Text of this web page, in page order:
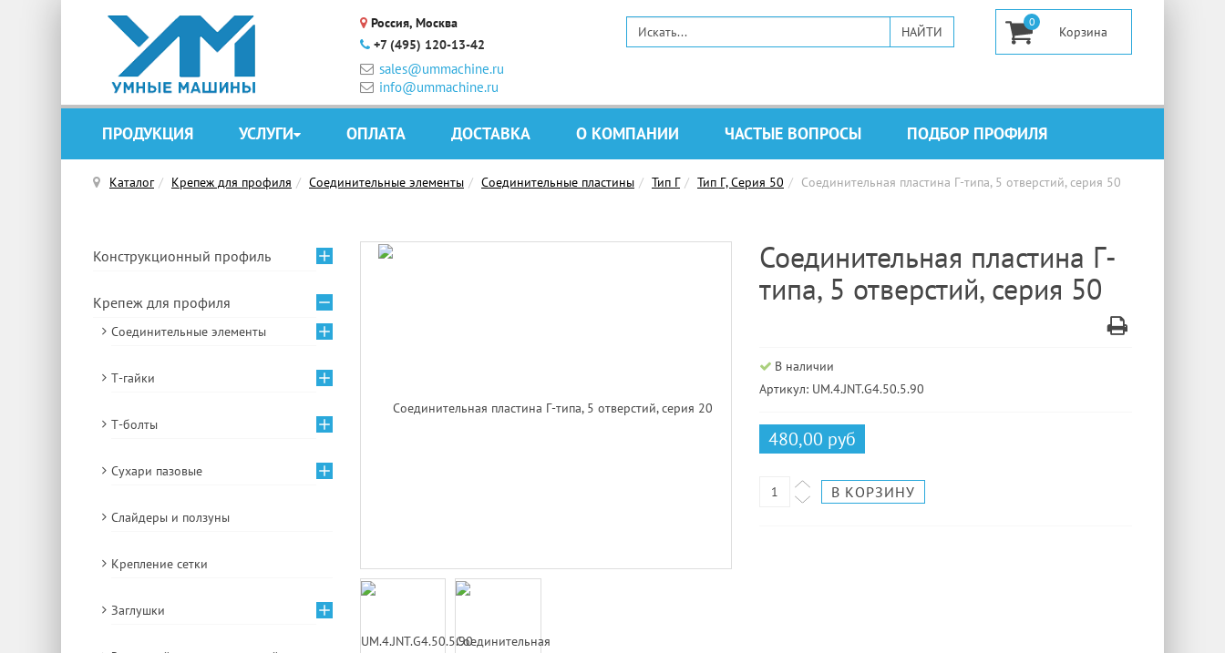
Россия, Москва
+7 (495) 120-13-42
sales@ummachine.ru
info@ummachine.ru
0
ПРОДУКЦИЯ УСЛУГИ ОПЛАТА ДОСТАВКА О КОМПАНИИ ЧАСТЫЕ ВОПРОСЫ ПОДБОР ПРОФИЛЯ
Каталог Крепеж для профиля Соединительные элементы Соединительные пластины Тип Г Тип Г, Серия 50 Соединительная пластина Г-типа, 5 отверстий, серия 50
Соединительная пластина Г-
типа, 5 отверстий, серия 50
В наличии
Артикул: UM.4.JNT.G4.50.5.90
480,00 руб
Конструкционный профиль
Крепеж для профиля
Соединительные элементы
Т-гайки
Т-болты
Сухари пазовые
Слайдеры и ползуны
Крепление сетки
Заглушки